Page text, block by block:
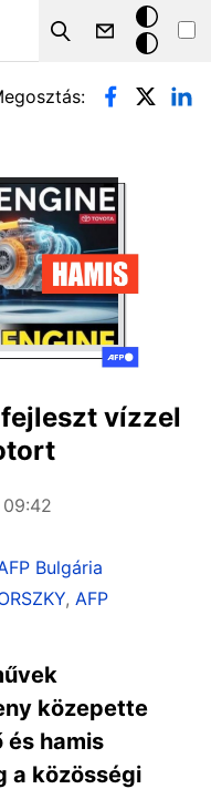
Search
Sötét
mód
vízzel
Bulgária
, AFP
közepette
és hamis
a közösségi